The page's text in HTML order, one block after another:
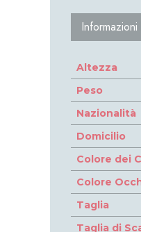
Altezza
Peso
Nazionalità
Domicilio
Colore dei
Colore
Taglia
Taglia di